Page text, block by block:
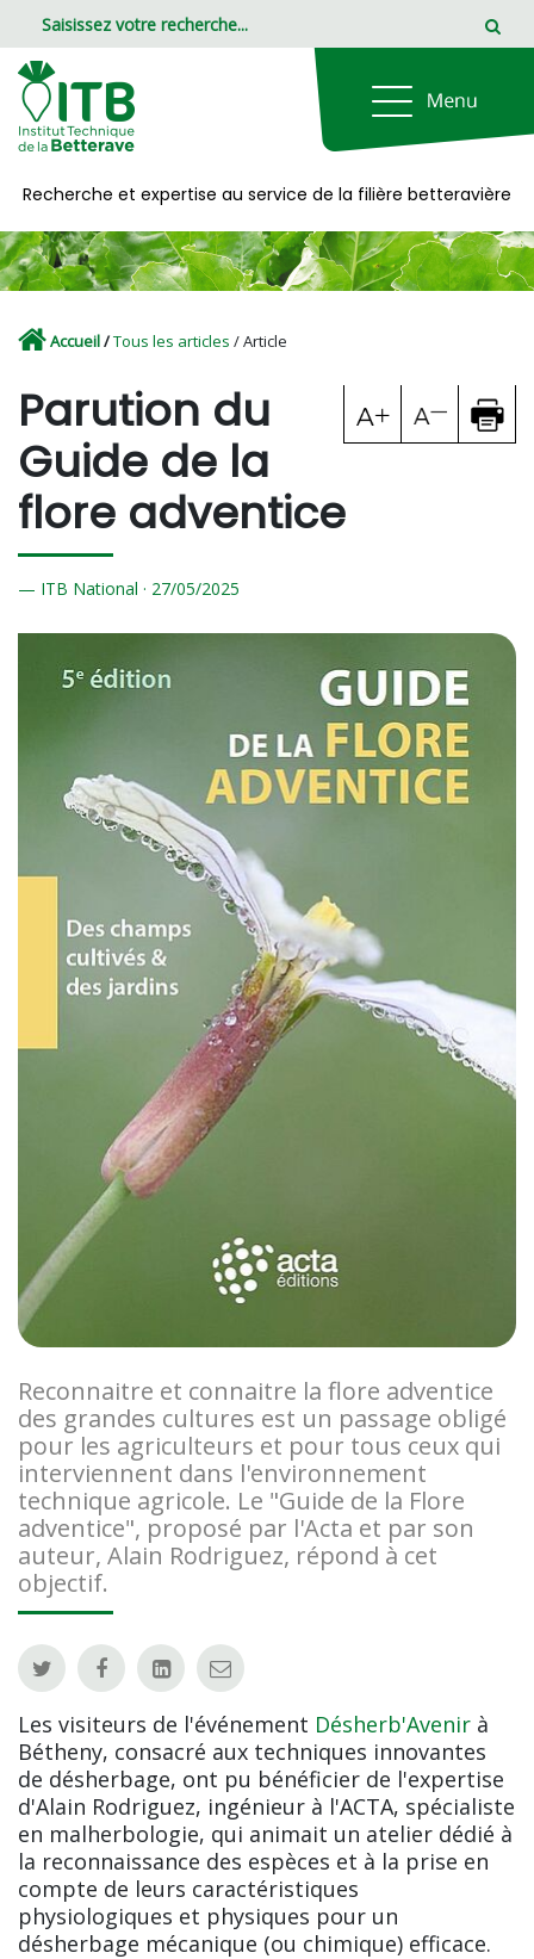
Recherche et expertise au service de la filière betteravière
Accueil/Tous les articles / Article
Parution du
Guide de la
flore adventice
ITB National · 27/05/2025
Reconnaitre et connaitre la flore adventice
des grandes cultures est un passage obligé
pour les agriculteurs et pour tous ceux qui
interviennent dans l'environnement
technique agricole. Le "Guide de la Flore
adventice", proposé par l'Acta et par son
auteur, Alain Rodriguez, répond à cet
objectif.
Les visiteurs de l'événement Désherb'Avenir à
Bétheny, consacré aux techniques innovantes
de désherbage, ont pu bénéficier de l'expertise
d'Alain Rodriguez, ingénieur à l'ACTA, spécialiste
en malherbologie, qui animait un atelier dédié à
la reconnaissance des espèces et à la prise en
compte de leurs caractéristiques
physiologiques et physiques pour un
désherbage mécanique (ou chimique) efficace.
Panneau de gestion des cookies